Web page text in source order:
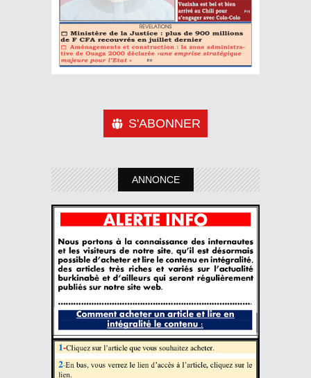
S'ABONNER
ANNONCE